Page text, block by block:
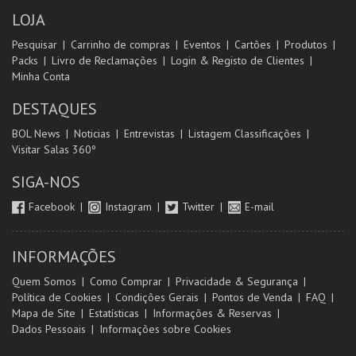
LOJA
Pesquisar Carrinho de compras Eventos Cartões
Produtos
Packs
Livro de Reclamações
Login & Registo de Clientes
Minha Conta
DESTAQUES
BOL News Noticias Entrevistas
Listagem Classificações
Visitar Salas 360º
SIGA-NOS
Facebook Instagram Twitter E-mail
INFORMAÇÕES
Quem Somos Como Comprar
Privacidade & Segurança
Política de Cookies
Condições Gerais Pontos de Venda
FAQ
Mapa de Site
Estatísticas
Informações & Reservas
Dados Pessoais
Informações sobre Cookies